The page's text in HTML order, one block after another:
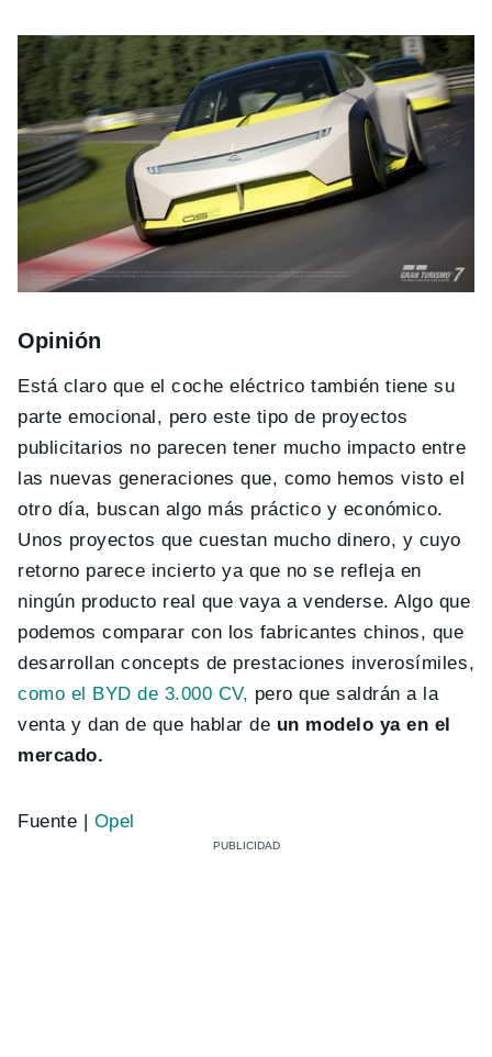
Opinión
Está claro que el coche eléctrico también tiene su
parte emocional, pero este tipo de proyectos
publicitarios no parecen tener mucho impacto entre
las nuevas generaciones que, como hemos visto el
otro día, buscan algo más práctico y económico.
Unos proyectos que cuestan mucho dinero, y cuyo
retorno parece incierto ya que no se refleja en
ningún producto real que vaya a venderse. Algo que
podemos comparar con los fabricantes chinos, que
desarrollan concepts de prestaciones inverosímiles,
como el BYD de 3.000 CV, pero que saldrán a la
venta y dan de que hablar de un modelo ya en el
mercado.
Fuente | Opel